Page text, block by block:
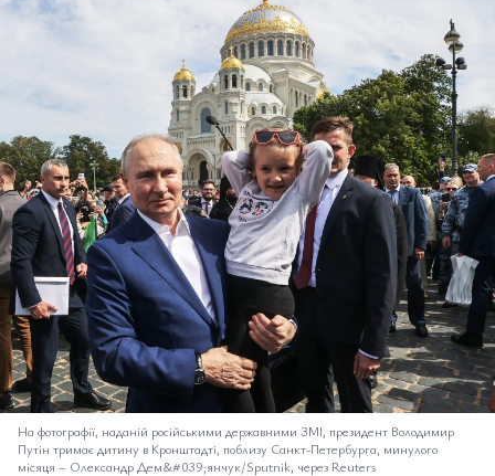
На фотографії, наданій російськими державними ЗМІ, президент Володимир
Путін тримає дитину в Кронштадті, поблизу Санкт-Петербурга, минулого
місяця – Олександр Дем&#039;янчук/Sputnik, через Reuters